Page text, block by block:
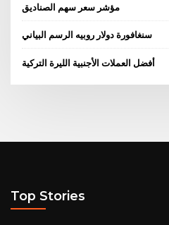
مؤشر سعر سهم الصناديق
سنغافورة دولار روبيه الرسم البياني
أفضل العملات الأجنبية الليرة التركية
Top Stories